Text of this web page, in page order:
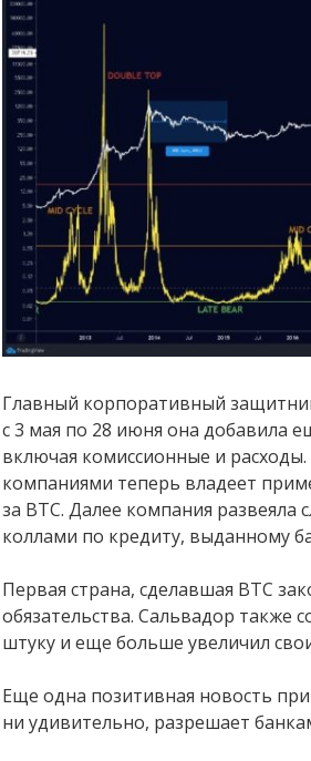
Главный корпоративный
с 3 мая по 28 июня она добавила
включая комиссионные и
компаниями теперь владеет
за BTC. Далее компания развеяла
коллами по кредиту, выданному
Первая страна, сделавшая BTC
обязательства. Сальвадор также
штуку и еще больше увеличил
Еще одна позитивная новость
ни удивительно, разрешает